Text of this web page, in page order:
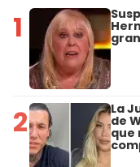
1
2 La
de
que